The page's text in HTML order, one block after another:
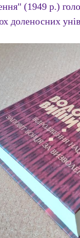
(1949 р.)
доленосних